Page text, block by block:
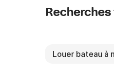
Louer bateau à